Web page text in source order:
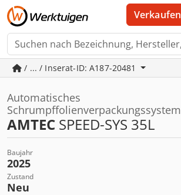
Verkaufen
/ ... / Inserat-ID: A187-20481
Automatisches
Schrumpffolienverpackungssystem
AMTEC SPEED-SYS 35L
Baujahr
2025
Zustand
Neu